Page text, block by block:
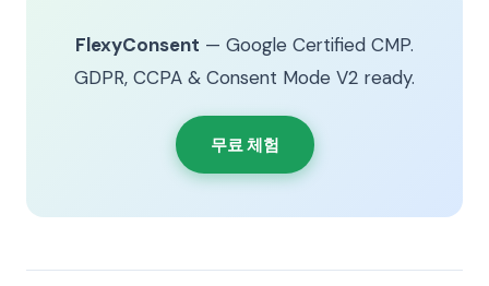
FlexyConsent — Google Certified CMP.
GDPR, CCPA & Consent Mode V2 ready.
무료 체험